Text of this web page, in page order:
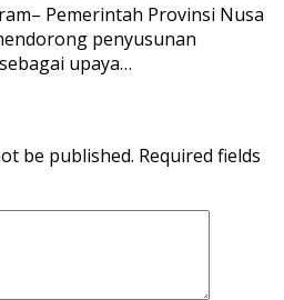
Pemerintah Provinsi Nusa
penyusunan
upaya…
be published. Required fields